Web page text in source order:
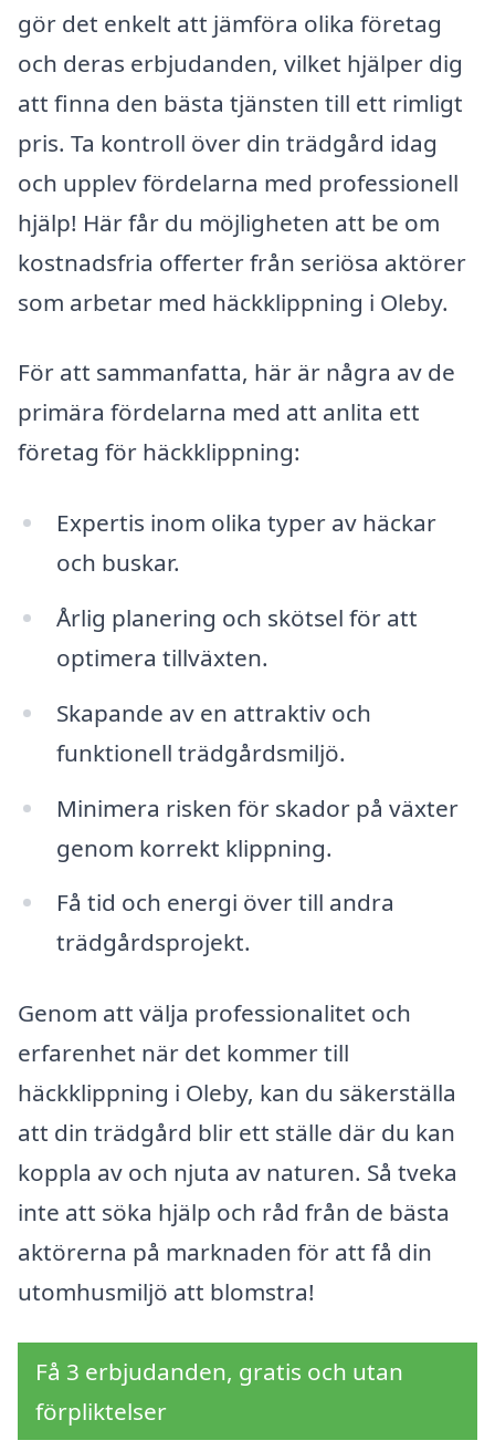
gör det enkelt att jämföra olika företag
och deras erbjudanden, vilket hjälper dig
att finna den bästa tjänsten till ett rimligt
pris. Ta kontroll över din trädgård idag
och upplev fördelarna med professionell
hjälp! Här får du möjligheten att be om
kostnadsfria offerter från seriösa aktörer
som arbetar med häckklippning i Oleby.
För att sammanfatta, här är några av de
primära fördelarna med att anlita ett
företag för häckklippning:
Expertis inom olika typer av häckar
och buskar.
Årlig planering och skötsel för att
optimera tillväxten.
Skapande av en attraktiv och
funktionell trädgårdsmiljö.
Minimera risken för skador på växter
genom korrekt klippning.
Få tid och energi över till andra
trädgårdsprojekt.
Genom att välja professionalitet och
erfarenhet när det kommer till
häckklippning i Oleby, kan du säkerställa
att din trädgård blir ett ställe där du kan
koppla av och njuta av naturen. Så tveka
inte att söka hjälp och råd från de bästa
aktörerna på marknaden för att få din
utomhusmiljö att blomstra!
Få 3 erbjudanden, gratis och utan
förpliktelser